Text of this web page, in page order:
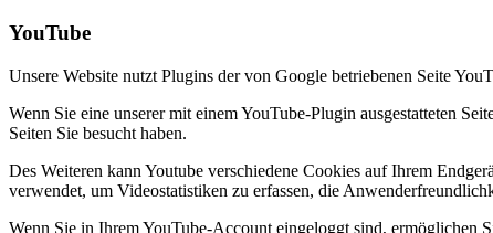
YouTube
Unsere Website nutzt Plugins der von Google betriebenen Seite
Wenn Sie eine unserer mit einem YouTube-Plugin ausgestatteten
Seiten Sie besucht haben.
Des Weiteren kann Youtube verschiedene Cookies auf Ihrem
verwendet, um Videostatistiken zu erfassen, die
Wenn Sie in Ihrem YouTube-Account eingeloggt sind, ermöglichen